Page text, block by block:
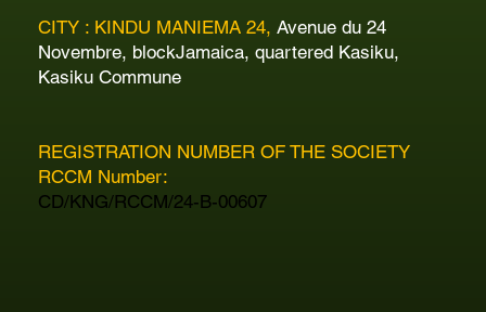
CITY : KINDU MANIEMA 24, Avenue du 24
Novembre, blockJamaica, quartered Kasiku,
Kasiku Commune
REGISTRATION NUMBER OF THE SOCIETY
RCCM Number:
CD/KNG/RCCM/24-B-00607